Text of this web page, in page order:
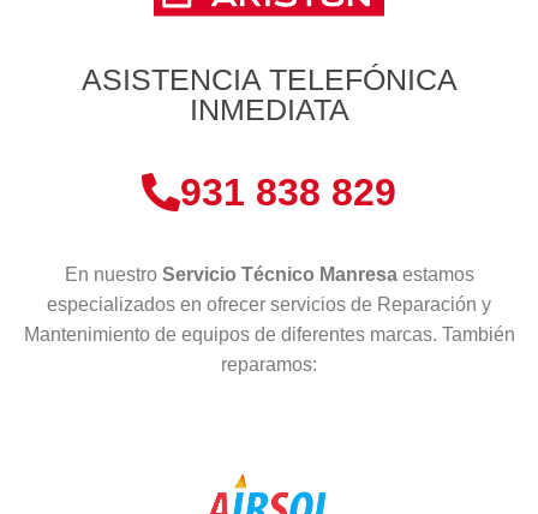
ASISTENCIA TELEFÓNICA
INMEDIATA
931 838 829
En nuestro Servicio Técnico Manresa estamos
especializados en ofrecer servicios de Reparación y
Mantenimiento de equipos de diferentes marcas. También
reparamos: